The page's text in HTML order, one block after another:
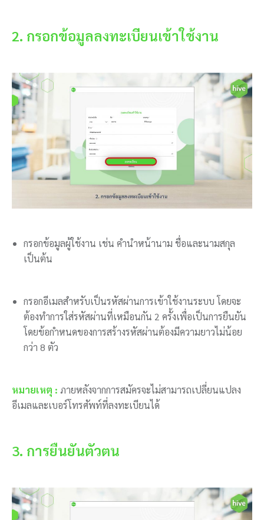
2. กรอกข้อมูลลงทะเบียนเข้าใช้งาน
กรอกข้อมูลผู้ใช้งาน เช่น คำนำหน้านาม ชื่อและนามสกุล
เป็นต้น
กรอกอีเมลสำหรับเป็นรหัสผ่านการเข้าใช้งานระบบ โดยจะ
ต้องทำการใส่รหัสผ่านที่เหมือนกัน 2 ครั้งเพื่อเป็นการยืนยัน
โดยข้อกำหนดของการสร้างรหัสผ่านต้องมีความยาวไม่น้อย
กว่า 8 ตัว
หมายเหตุ : ภายหลังจากการสมัครจะไม่สามารถเปลี่ยนแปลง
อีเมลและเบอร์โทรศัพท์ที่ลงทะเบียนได้
3. การยืนยันตัวตน